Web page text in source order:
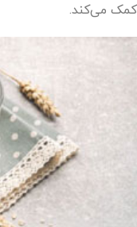
کمک می‌کند.